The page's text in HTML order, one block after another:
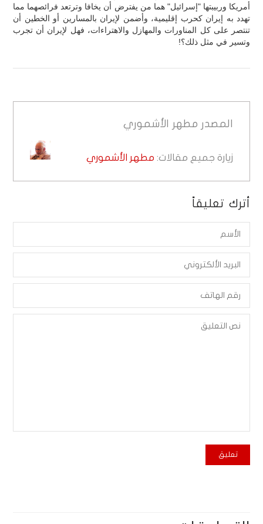
أمريكا وربيبتها "إسرائيل" هما من يفترض أن يخافا وترتعد فرائصهما مما
تهدد به إيران كحرب إقليمية، وأضمن لإيران بالمسارين أو الخطين أن
تنتصر على كل المناورات والمهازل والاهتراءات، فهل لإيران أن تجرب
وتسير في مثل ذلك؟!
المصدر مطهر الأشموري
زيارة جميع مقالات: مطهر الأشموري
أترك تعليقاً